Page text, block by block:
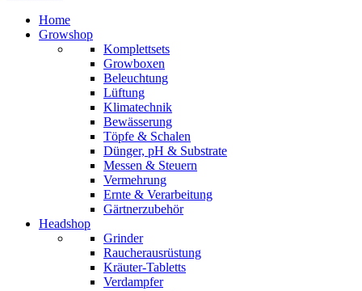
Home
Growshop
Komplettsets
Growboxen
Beleuchtung
Lüftung
Klimatechnik
Bewässerung
Töpfe & Schalen
Dünger, pH & Substrate
Messen & Steuern
Vermehrung
Ernte & Verarbeitung
Gärtnerzubehör
Headshop
Grinder
Raucherausrüstung
Kräuter-Tabletts
Verdampfer